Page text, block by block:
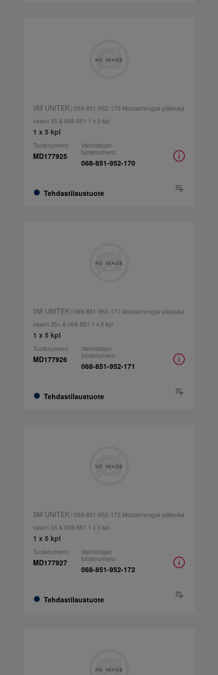
3M UNITEK| 068-851-952-170 Molaarirengas yläleuka
vasen 35 & 068-851 1 x 5 kpl
1 x 5 kpl
Tuotenumero:
MD177925
Tehdastilaustuote
Valmistajan
tuotenumero:
068-851-952-170
3M UNITEK| 068-851-952-171 Molaarirengas yläleuka
vasen 35+ & 068-851 1 x 5 kpl
1 x 5 kpl
Tuotenumero:
MD177926
Tehdastilaustuote
Valmistajan
tuotenumero:
068-851-952-171
3M UNITEK| 068-851-952-172 Molaarirengas yläleuka
vasen 36 & 068-851 1 x 5 kpl
1 x 5 kpl
Tuotenumero:
MD177927
Tehdastilaustuote
Valmistajan
tuotenumero:
068-851-952-172